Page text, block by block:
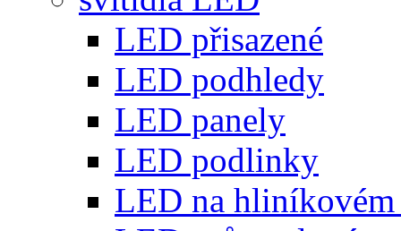
LED přisazené
LED podhledy
LED panely
LED podlinky
LED na